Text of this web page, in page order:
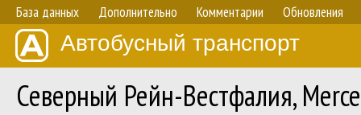
База данных Дополнительно Комментарии Обновления
Автобусный транспорт
Северный Рейн-Вестфалия,